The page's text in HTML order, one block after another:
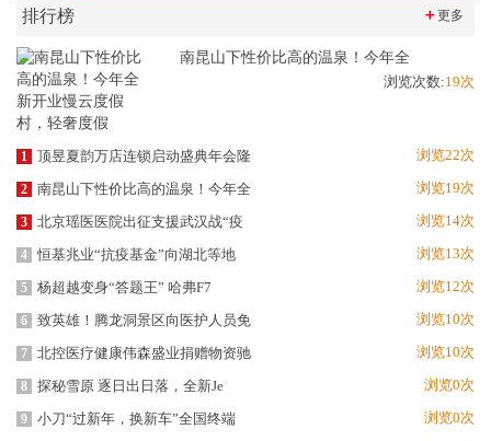
排行榜 ＋更多
南昆山下性价比高的温泉！今年全
浏览次数:19次
1 顶昱夏韵万店连锁启动盛典年会隆 浏览22次
2 南昆山下性价比高的温泉！今年全 浏览19次
3 北京瑶医医院出征支援武汉战“疫 浏览14次
4 恒基兆业“抗疫基金”向湖北等地 浏览13次
5 杨超越变身“答题王” 哈弗F7 浏览12次
6 致英雄！腾龙洞景区向医护人员免 浏览10次
7 北控医疗健康伟森盛业捐赠物资驰 浏览10次
8 探秘雪原 逐日出日落，全新Je 浏览0次
9 小刀“过新年，换新车”全国终端 浏览0次